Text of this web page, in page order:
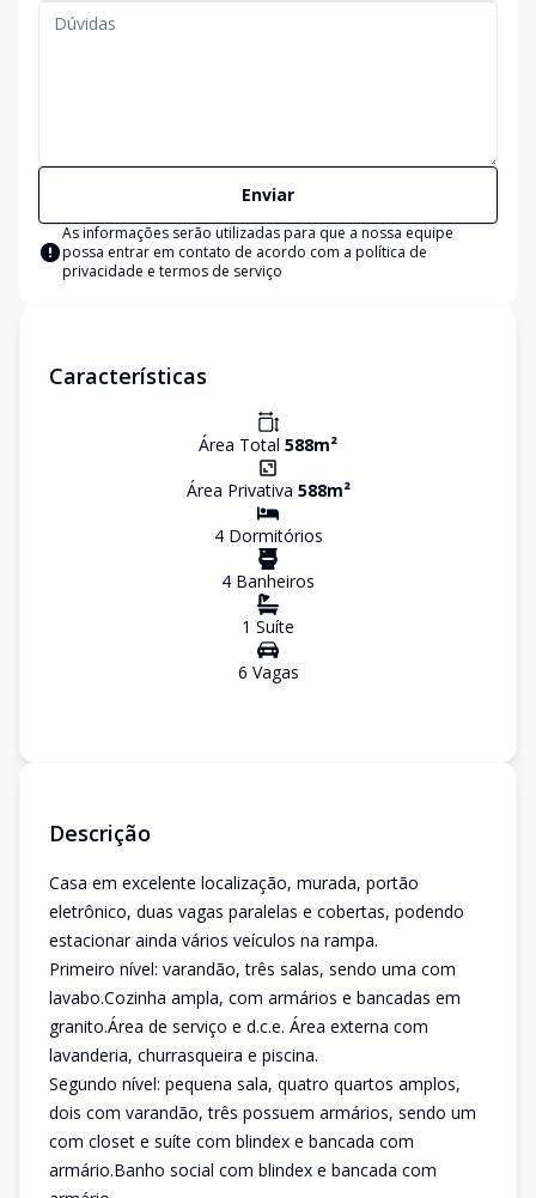
Enviar
As informações serão utilizadas para que a nossa equipe
possa entrar em contato de acordo com a política de
privacidade e termos de serviço
Características
Área Total 588m²
Área Privativa 588m²
4Dormitórios
4 Banheiros
1 Suíte
6 Vagas
Descrição
Casa em excelente localização, murada, portão
eletrônico, duas vagas paralelas e cobertas, podendo
estacionar ainda vários veículos na rampa.
Primeiro nível: varandão, três salas, sendo uma com
lavabo.Cozinha ampla, com armários e bancadas em
granito.Área de serviço e d.c.e. Área externa com
lavanderia, churrasqueira e piscina.
Segundo nível: pequena sala, quatro quartos amplos,
dois com varandão, três possuem armários, sendo um
com closet e suíte com blindex e bancada com
armário.Banho social com blindex e bancada com